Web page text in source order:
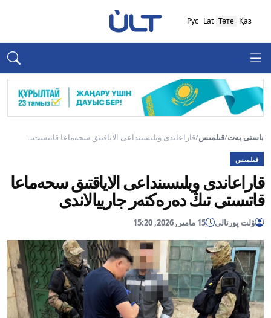
Қаз
Төте
Lat
Рус
باستى بەت/قىلمىس/قاراعاندى وبلىسىنداعى الاياقتىق سحەماعا قاتىست...
قىلمىس
قاراعاندى وبلىسىنداعى الاياقتىق سحەماعا
قاتىستى تىڭ دەرەكتەر جارييالاندى
ۇلت پورتالى 15 مامىر, 2026, 15:20